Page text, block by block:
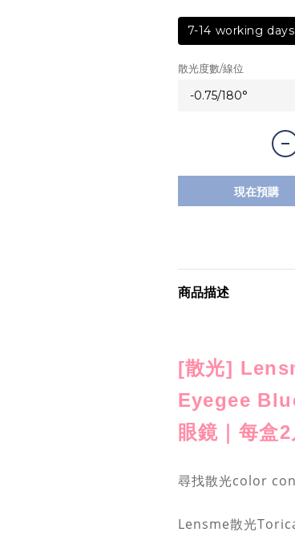
7-14 working days
散光度數/線位
現在預購
商品描述
[散光]
Eyegee
眼鏡｜每盒
尋找散光color
Lensme散光